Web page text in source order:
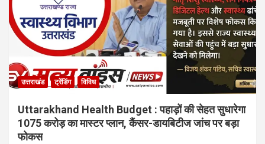
उत्तराखंड ट्रेंडिंग विविध
Uttarakhand Health Budget : पहाड़ों की सेहत सुधारेगा
1075 करोड़ का मास्टर प्लान, कैंसर-डायबिटीज जांच पर बड़ा
फोकस